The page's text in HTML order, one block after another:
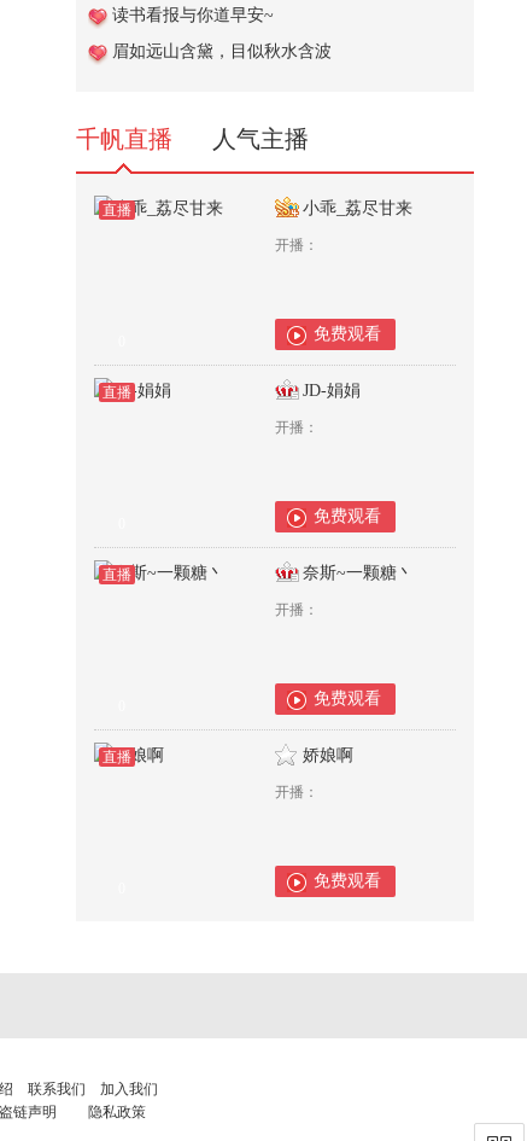
唢呐独奏电视剧《水浒传》主题曲
《好汉歌》，北京天坛琴之声民乐
读书看报与你道早安~
眉如远山含黛，目似秋水含波
千帆直播 人气主播
直播 小乖_荔尽甘来
开播：
免费观看
直播 JD-娟娟
开播：
免费观看
直播 奈斯~一颗糖丶
开播：
免费观看
直播 娇娘啊
开播：
免费观看
联系我们
加入我们
链声明
隐私政策